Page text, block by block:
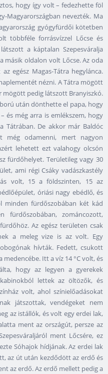
hogy így volt – fedezhette föl
Magyarországban nevezték. Ma
gyógyfürdői kötetben
többféle forrásvízzel Lőcse és
a káptalan Szepesváralja
másik oldalon volt Lőcse. Az oda
egész Magas-Tátra hegylánca.
nézni. A Tátra mögött
mögött pedig látszott Branyiszkó.
után dönthette el papa, hogy
és még arra is emlékszem, hogy
Tátrában. De akkor már Baldóc
még odamenni, mert nagyon
lehetett ezt valahogy olcsón
fürdőhelyet. Területileg vagy 30
ami régi Csáky vadászkastély
volt, 15 a földszinten, 15 az
óriási nagy ebédlő, és
minden fürdőszobában két kád
zománcozott,
Az egész területen csak
a meleg vize is az volt. Egy
hívták. Fedett, csukott
Itt a víz 14 °C volt, és
hogy az legyen a gyerekek
lettek az öltözők, és
volt, ahol színielőadásokat
játszottak, vendégeket nem
az istállók, és volt egy erdei lak,
ment az országút, persze az
ment Lőcsére, ez
Sóhajok hídjának. Az erdei lak
az út után kezdődött az erdő és
az erdő. Az erdő mellett pedig a